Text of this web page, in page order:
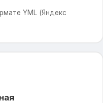
YML (Яндекс